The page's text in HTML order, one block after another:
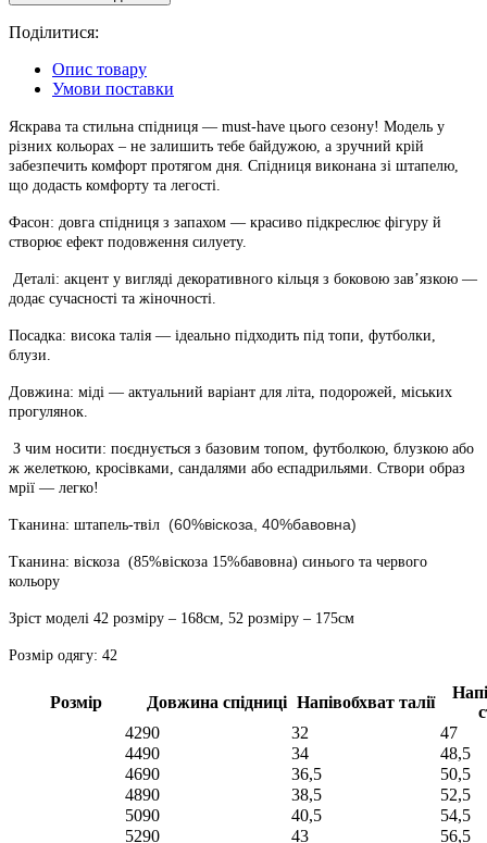
Поділитися:
Опис товару
Умови поставки
Яскрава та стильна спідниця — must-have цього сезону! Модель у
різних кольорах – не залишить тебе байдужою, а зручний крій
забезпечить комфорт протягом дня. Спідниця виконана зі штапелю,
що додасть комфорту та легості.
Фасон: довга спідниця з запахом — красиво підкреслює фігуру й
створює ефект подовження силуету.
Деталі: акцент у вигляді декоративного кільця з боковою зав’язкою —
додає сучасності та жіночності.
Посадка: висока талія — ідеально підходить під топи, футболки,
блузи.
Довжина: міді — актуальний варіант для літа, подорожей, міських
прогулянок.
З чим носити: поєднується з базовим топом, футболкою, блузкою або
ж желеткою, кросівками, сандалями або еспадрильями. Створи образ
мрії — легко!
Тканина: штапель-твіл (60%віскоза, 40%бавовна)
Тканина: віскоза (85%віскоза 15%бавовна) синього та червого
кольору
Зріст моделі 42 розміру – 168см, 52 розміру – 175см
Розмір одягу: 42
Розмір Довжина спідниці Напівобхват талії
4290 32
47
4490 34
48,5
4690 36,5
50,5
4890 38,5
52,5
5090 40,5
54,5
5290 43
56,5